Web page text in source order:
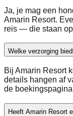
Ja, je mag een
Amarin Resort.
reis — die staan
Welke verzorging
Bij Amarin Resort
details hangen af
de
Heeft Amarin Resort